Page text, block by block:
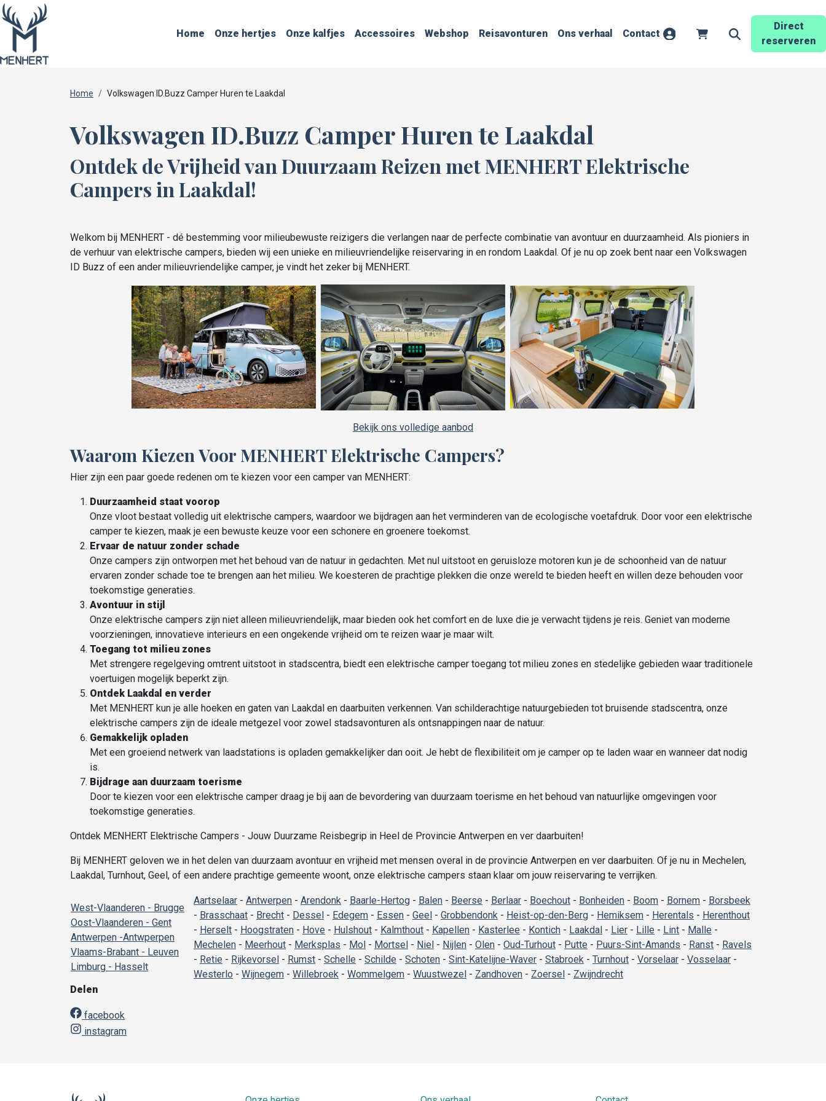
AccountWinkelwagen
Direct
reserveren
Zoekveld openen
Home Onze hertjes Onze kalfjes Accessoires Webshop Reisavonturen Ons verhaal Contact
Home Volkswagen ID.Buzz Camper Huren te Laakdal
Volkswagen ID.Buzz Camper Huren te Laakdal
Ontdek de Vrijheid van Duurzaam Reizen met MENHERT Elektrische
Campers in Laakdal!
Welkom bij MENHERT - dé bestemming voor milieubewuste reizigers die verlangen naar de perfecte combinatie van avontuur en duurzaamheid. Als pioniers in
de verhuur van elektrische campers, bieden wij een unieke en milieuvriendelijke reiservaring in en rondom Laakdal. Of je nu op zoek bent naar een Volkswagen
ID Buzz of een ander milieuvriendelijke camper, je vindt het zeker bij MENHERT.
Bekijk ons volledige aanbod
Waarom Kiezen Voor MENHERT Elektrische Campers?
Hier zijn een paar goede redenen om te kiezen voor een camper van MENHERT:
Duurzaamheid staat voorop
Onze vloot bestaat volledig uit elektrische campers, waardoor we bijdragen aan het verminderen van de ecologische voetafdruk. Door voor een elektrische
camper te kiezen, maak je een bewuste keuze voor een schonere en groenere toekomst.
Ervaar de natuur zonder schade
Onze campers zijn ontworpen met het behoud van de natuur in gedachten. Met nul uitstoot en geruisloze motoren kun je de schoonheid van de natuur
ervaren zonder schade toe te brengen aan het milieu. We koesteren de prachtige plekken die onze wereld te bieden heeft en willen deze behouden voor
toekomstige generaties.
Avontuur in stijl
Onze elektrische campers zijn niet alleen milieuvriendelijk, maar bieden ook het comfort en de luxe die je verwacht tijdens je reis. Geniet van moderne
voorzieningen, innovatieve interieurs en een ongekende vrijheid om te reizen waar je maar wilt.
Toegang tot milieu zones
Met strengere regelgeving omtrent uitstoot in stadscentra, biedt een elektrische camper toegang tot milieu zones en stedelijke gebieden waar traditionele
voertuigen mogelijk beperkt zijn.
Ontdek Laakdal en verder
Met MENHERT kun je alle hoeken en gaten van Laakdal en daarbuiten verkennen. Van schilderachtige natuurgebieden tot bruisende stadscentra, onze
elektrische campers zijn de ideale metgezel voor zowel stadsavonturen als ontsnappingen naar de natuur.
Gemakkelijk opladen
Met een groeiend netwerk van laadstations is opladen gemakkelijker dan ooit. Je hebt de flexibiliteit om je camper op te laden waar en wanneer dat nodig
is.
Bijdrage aan duurzaam toerisme
Door te kiezen voor een elektrische camper draag je bij aan de bevordering van duurzaam toerisme en het behoud van natuurlijke omgevingen voor
toekomstige generaties.
Ontdek MENHERT Elektrische Campers - Jouw Duurzame Reisbegrip in Heel de Provincie Antwerpen en ver daarbuiten!
Bij MENHERT geloven we in het delen van duurzaam avontuur en vrijheid met mensen overal in de provincie Antwerpen en ver daarbuiten. Of je nu in Mechelen,
Laakdal, Turnhout, Geel, of een andere prachtige gemeente woont, onze elektrische campers staan klaar om jouw reiservaring te verrijken.
West-Vlaanderen - Brugge
Oost-Vlaanderen - Gent
Antwerpen -Antwperpen
Vlaams-Brabant - Leuven
Limburg - Hasselt
Aartselaar - Antwerpen - Arendonk - Baarle-Hertog - Balen - Beerse - Berlaar - Boechout - Bonheiden - Boom - Bornem - Borsbeek
- Brasschaat - Brecht - Dessel - Edegem - Essen - Geel - Grobbendonk - Heist-op-den-Berg - Hemiksem - Herentals - Herenthout
- Herselt - Hoogstraten - Hove - Hulshout - Kalmthout - Kapellen - Kasterlee - Kontich - Laakdal - Lier - Lille - Lint - Malle -
Mechelen - Meerhout - Merksplas - Mol - Mortsel - Niel - Nijlen - Olen - Oud-Turhout - Putte - Puurs-Sint-Amands - Ranst - Ravels
- Retie - Rijkevorsel - Rumst - Schelle - Schilde - Schoten - Sint-Katelijne-Waver - Stabroek - Turnhout - Vorselaar - Vosselaar -
Westerlo - Wijnegem - Willebroek - Wommelgem - Wuustwezel - Zandhoven - Zoersel - Zwijndrecht
Delen
facebook
instagram